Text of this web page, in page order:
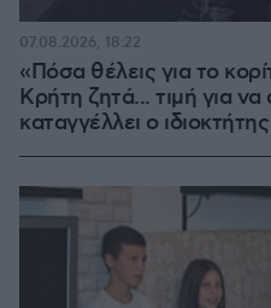
«Πόσα θέλεις για το
Κρήτη ζητά... τιμή για να
καταγγέλλει ο
07.08.2026, 18:22